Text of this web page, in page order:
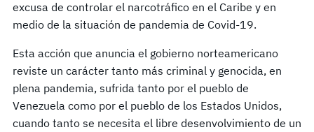
excusa de controlar el narcotráfico en el Caribe y en
medio de la situación de pandemia de Covid-19.
Esta acción que anuncia el gobierno norteamericano
reviste un carácter tanto más criminal y genocida, en
plena pandemia, sufrida tanto por el pueblo de
Venezuela como por el pueblo de los Estados Unidos,
cuando tanto se necesita el libre desenvolvimiento de un